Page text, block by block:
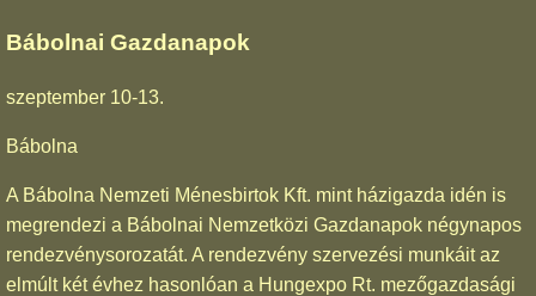
Bábolnai Gazdanapok
szeptember 10-13.
Bábolna
A Bábolna Nemzeti Ménesbirtok Kft. mint házigazda idén is
megrendezi a Bábolnai Nemzetközi Gazdanapok négynapos
rendezvénysorozatát. A rendezvény szervezési munkáit az
elmúlt két évhez hasonlóan a Hungexpo Rt. mezőgazdasági